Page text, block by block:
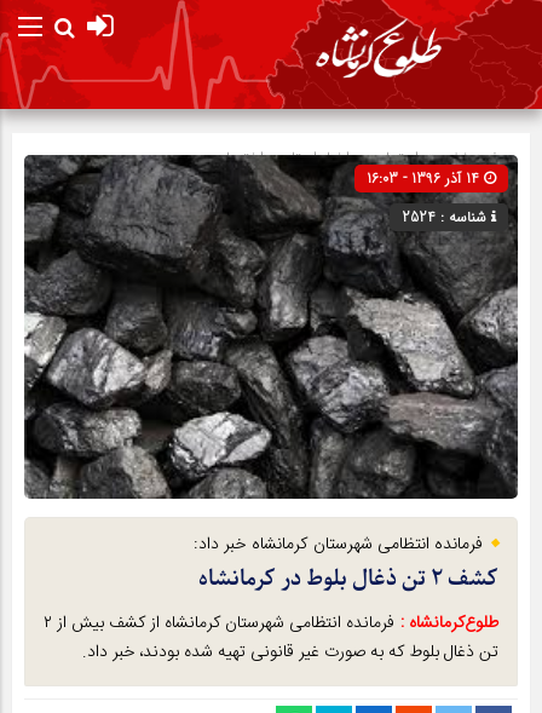
صفحه نخستاجتماعی»اخبار استان»اختصاصی
شناسه : 2524
فرمانده انتظامی شهرستان کرمانشاه خبر داد:
کشف ۲ تن ذغال بلوط در کرمانشاه
طلوع‌‌کرمانشاه :
فرمانده انتظامی شهرستان کرمانشاه از کشف بیش از ۲
تن ذغال بلوط که به صورت غیر قانونی تهیه شده بودند، خبر داد.